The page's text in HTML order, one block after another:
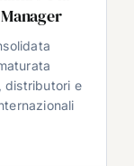
distributori e